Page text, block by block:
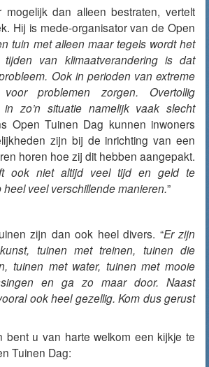
dan alleen bestraten, vertelt
Hij is mede-organisator van de Open
tuin met alleen maar tegels wordt het
van klimaatverandering is dat
Ook in perioden van extreme
problemen zorgen. Overtollig
in zo’n situatie namelijk vaak slecht
Open Tuinen Dag kunnen inwoners
zijn bij de inrichting van een
horen hoe zij dit hebben aangepakt.
ook niet altijd veel tijd en geld te
veel verschillende manieren.”
zijn dan ook heel divers. “Er zijn
tuinen met treinen, tuinen die
tuinen met water, tuinen met mooie
en ga zo maar door. Naast
ook heel gezellig. Kom dus gerust
bent u van harte welkom een kijkje te
Tuinen Dag: